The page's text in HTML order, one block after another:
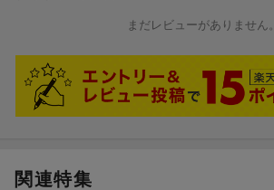
まだレビューがありません。
関連特集